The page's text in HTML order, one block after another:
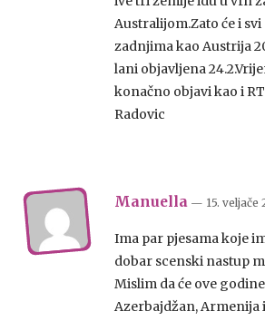
Australijom.Zato će i
zadnjima kao Austrija
lani objavljena
konačno objavi kao i
Radovic
Manuella — 15. veljače
Ima par pjesama koje
dobar scenski nastup
Mislim da će ove
Azerbajdžan, Armenija